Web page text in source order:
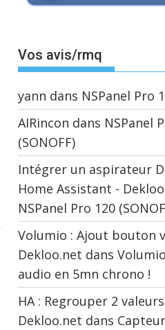
Vos avis/rmq
yann dans NSPanel Pro
AIRincon dans NSPanel
(SONOFF)
Intégrer un aspirateur
Home Assistant -
NSPanel Pro 120
Volumio : Ajout bouton
Dekloo.net dans
audio en 5mn chrono !
HA : Regrouper 2
Dekloo.net dans